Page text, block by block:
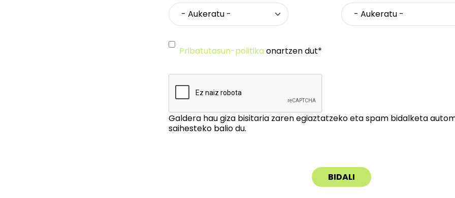
Pribatutasun-politika onartzen dut*
Galdera hau giza bisitaria zaren egiaztatzeko eta spam bidalketa
saihesteko balio du.